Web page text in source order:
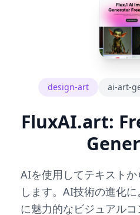
design-art ai-art-
FluxAI.art:
AIを使用してテキスト
します。AI技術の進化
に魅力的なビジュアル